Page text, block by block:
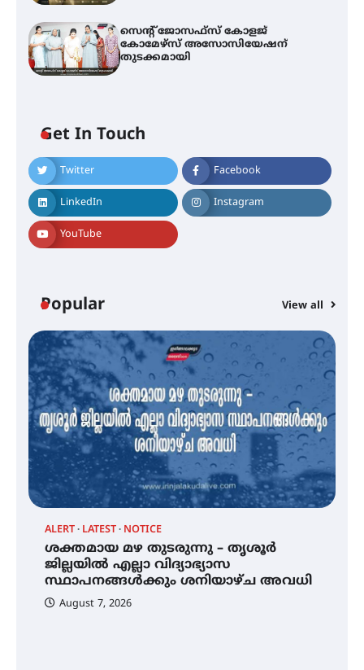
സെന്റ് ജോസഫ്സ് കോളജ്
കോമേഴ്‌സ് അസോസിയേഷന്
തുടക്കമായി
Get In Touch
Twitter Facebook
LinkedIn Instagram
YouTube
Popular View all
ALERT LATEST NOTICE
ശക്തമായ മഴ തുടരുന്നു – തൃശൂർ
ജില്ലയിൽ എല്ലാ വിദ്യാഭ്യാസ
സ്ഥാപനങ്ങൾക്കും ശനിയാഴ്ച അവധി
August 7, 2026
ഇംഗ്ളീഷ് സാഹിത്യത്തിൽ
ട്യുണീഷ്യൻ ചിത്രം ” ദി വോയിസ്
ഓഫ് ഹിന്ദ് റജബ് ” ഇരിങ്ങാലക്കുട
ഫിലിം സൊസൈറ്റി ആഗസ്റ്റ് 7
വെള്ളിയാഴ്ച സ്‌ക്രീൻ ചെയ്യുന്നു
തുടക്കമായി
കോമേഴ്സ് എക്സ്പോയുമായി
എസ് എൻ ഹയർ സെക്കൻഡറി
വിദ്യാർത്ഥികൾ
സർഗ്ഗസാഹിതി- കവിതാസംഗമം
2026 കവിതാ ചർച്ച കാട്ടൂർ, ടി. കെ.
ബാലൻ ഹാളിൽ 16ന്
ശക്തമായ മഴ തുടരുന്നു – തൃശൂർ
ജില്ലയിൽ എല്ലാ വിദ്യാഭ്യാസ
സ്ഥാപനങ്ങൾക്കും ശനിയാഴ്ച
അവധി